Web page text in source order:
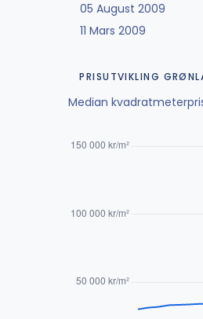
05 August 2009
11 Mars 2009
PRISUTVIKLING
Median